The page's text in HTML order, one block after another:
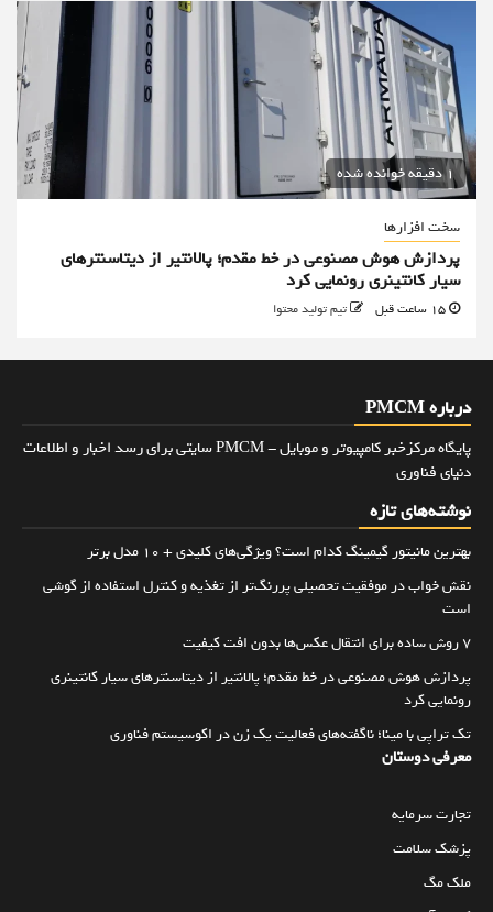
1 دقیقه خوانده شده
سخت افزارها
پردازش هوش مصنوعی در خط مقدم؛ پالانتیر از دیتاسنترهای
سیار کانتینری رونمایی کرد
تیم تولید محتوا
درباره PMCM
پایگاه مرکزخبر کامپیوتر و موبایل - PMCM سایتی برای رسد اخبار و اطلاعات
دنیای فناوری
نوشته‌های تازه
بهترین مانیتور گیمینگ کدام است؟ ویژگی‌های کلیدی + 10 مدل برتر
نقش خواب در موفقیت تحصیلی پررنگ‌تر از تغذیه و کنترل استفاده از گوشی
است
۷ روش ساده برای انتقال عکس‌ها بدون افت کیفیت
پردازش هوش مصنوعی در خط مقدم؛ پالانتیر از دیتاسنترهای سیار کانتینری
رونمایی کرد
تک تراپی با مینا؛ ناگفته‌های فعالیت یک زن در اکوسیستم فناوری
معرفی دوستان
تجارت سرمایه
پزشک سلامت
ملک مگ